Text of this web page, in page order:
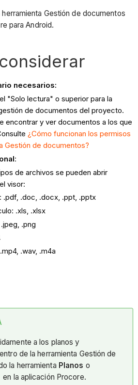
Gestión de documentos
para Android.
necesarios:
"Solo lectura" o superior para la
de documentos del proyecto.
encontrar y ver documentos a los que
¿Cómo funcionan los permisos
Gestión de documentos?
:
de archivos se pueden abrir
visor:
.pdf, .doc, .docx, .ppt, .pptx
.xls, .xlsx
.png
.wav, .m4a
a los planos y
de la herramienta Gestión de
la herramienta Planos o
en la aplicación Procore.